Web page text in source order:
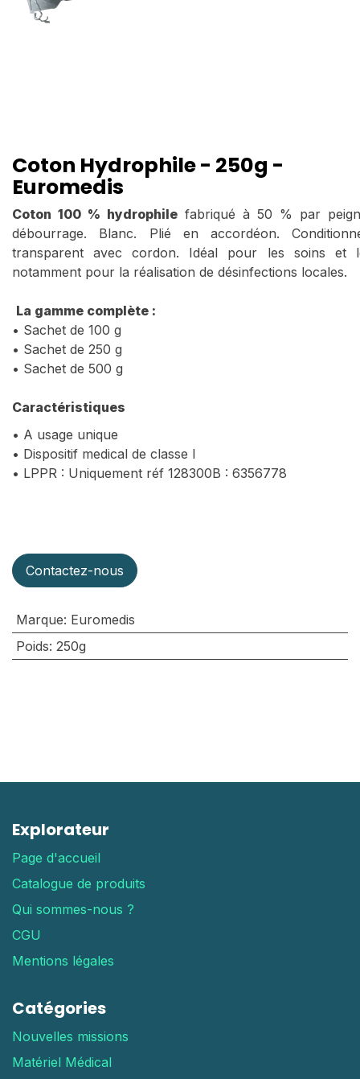
Coton Hydrophile - 250g -
Euromedis
Coton 100 % hydrophile fabriqué à 50 % par
débourrage. Blanc. Plié en accordéon.
transparent avec cordon. Idéal pour les soins et
notamment pour la réalisation de désinfections locales.
La gamme complète :
• Sachet de 100 g
• Sachet de 250 g
• Sachet de 500 g
Caractéristiques
• A usage unique
• Dispositif medical de classe I
• LPPR : Uniquement réf 128300B : 6356778
Contactez-nous
Marque: Euromedis
Poids: 250g
Explorateur
Page d'accueil
Catalogue de produits
Qui sommes-nous ?
CGU
Mentions légales
Catégories
Nouvelles missions
Matériel Médical